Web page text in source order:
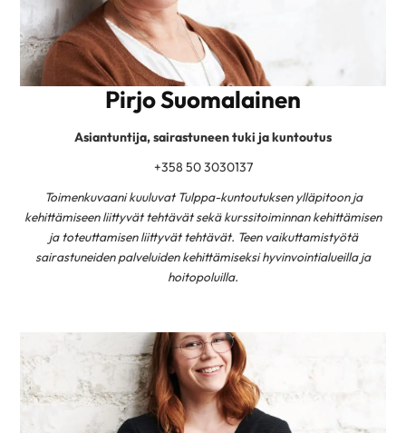
Pirjo Suomalainen
Asiantuntija, sairastuneen tuki ja kuntoutus
+358 50 3030137
Toimenkuvaani kuuluvat Tulppa-kuntoutuksen ylläpitoon ja
kehittämiseen liittyvät tehtävät sekä kurssitoiminnan kehittämisen
ja toteuttamisen liittyvät tehtävät. Teen vaikuttamistyötä
sairastuneiden palveluiden kehittämiseksi hyvinvointialueilla ja
hoitopoluilla.